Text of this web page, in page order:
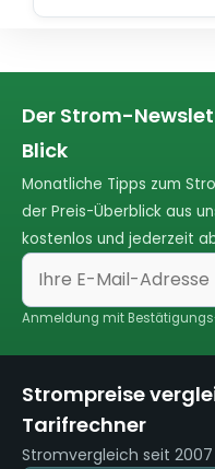
Der Strom-
Blick
Monatliche Tipps zum
der Preis-Überblick aus
kostenlos und jederzeit
Anmeldung mit
Strompreise
Tarifrechner
Stromvergleich seit 2007